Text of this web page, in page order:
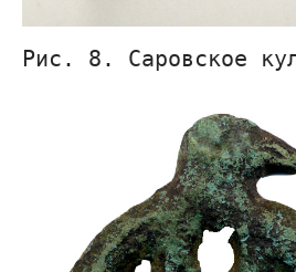
Рис. 8. Саровское